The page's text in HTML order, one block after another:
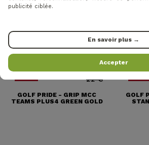
-13% Price19 €
Regular price
22 €
GOLF PRIDE - GRIP MCC
TEAMS PLUS4 GREEN GOLD
-13%
GOLF
publicité ciblée.
En savoir plus →
Accepter